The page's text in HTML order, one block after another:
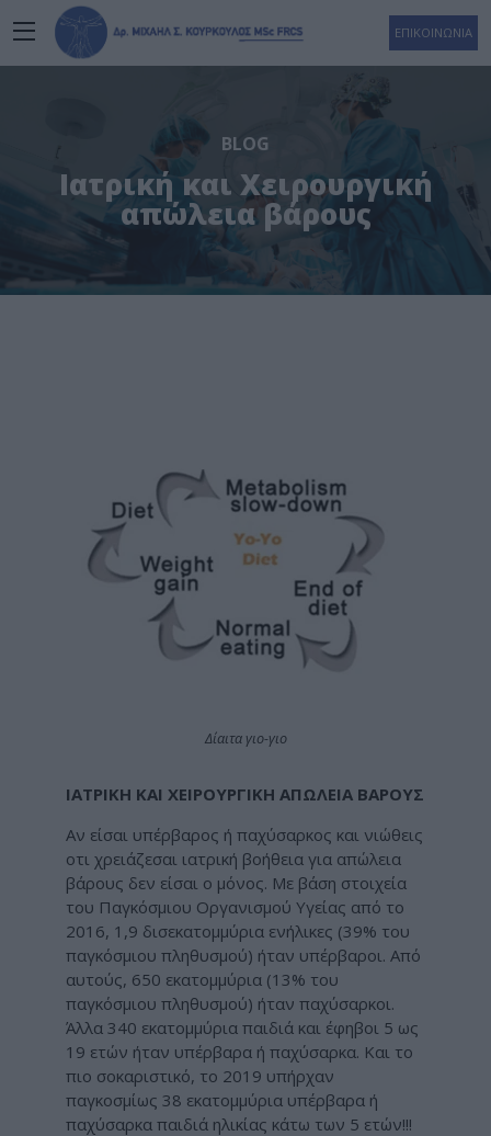
ΕΠΙΚΟΙΝΩΝΙΑ
BLOG
Ιατρική και Χειρουργική
απώλεια βάρους
Δίαιτα γιο-γιο
ΙΑΤΡΙΚΗ ΚΑΙ ΧΕΙΡΟΥΡΓΙΚΗ ΑΠΩΛΕΙΑ ΒΑΡΟΥΣ
Αν είσαι υπέρβαρος ή παχύσαρκος και νιώθεις
οτι χρειάζεσαι ιατρική βοήθεια για απώλεια
βάρους δεν είσαι ο μόνος. Με βάση στοιχεία
του Παγκόσμιου Οργανισμού Υγείας από το
2016, 1,9 δισεκατομμύρια ενήλικες (39% του
παγκόσμιου πληθυσμού) ήταν υπέρβαροι. Από
αυτούς, 650 εκατομμύρια (13% του
παγκόσμιου πληθυσμού) ήταν παχύσαρκοι.
Άλλα 340 εκατομμύρια παιδιά και έφηβοι 5 ως
19 ετών ήταν υπέρβαρα ή παχύσαρκα. Και το
πιο σοκαριστικό, το 2019 υπήρχαν
παγκοσμίως 38 εκατομμύρια υπέρβαρα ή
παχύσαρκα παιδιά ηλικίας κάτω των 5 ετών!!!